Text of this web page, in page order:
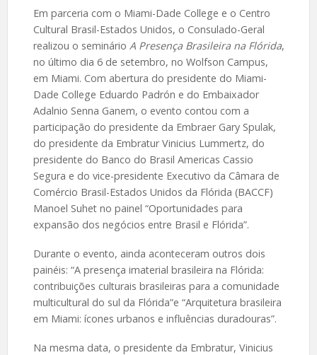
Em parceria com o Miami-Dade College e o Centro
Cultural Brasil-Estados Unidos, o Consulado-Geral
realizou o seminário A Presença Brasileira na Flórida,
no último dia 6 de setembro, no Wolfson Campus,
em Miami. Com abertura do presidente do Miami-
Dade College Eduardo Padrón e do Embaixador
Adalnio Senna Ganem, o evento contou com a
participação do presidente da Embraer Gary Spulak,
do presidente da Embratur Vinicius Lummertz, do
presidente do Banco do Brasil Americas Cassio
Segura e do vice-presidente Executivo da Câmara de
Comércio Brasil-Estados Unidos da Flórida (BACCF)
Manoel Suhet no painel “Oportunidades para
expansão dos negócios entre Brasil e Flórida”.
Durante o evento, ainda aconteceram outros dois
painéis: “A presença imaterial brasileira na Flórida:
contribuições culturais brasileiras para a comunidade
multicultural do sul da Flórida”e “Arquitetura brasileira
em Miami: ícones urbanos e influências duradouras”.
Na mesma data, o presidente da Embratur, Vinicius